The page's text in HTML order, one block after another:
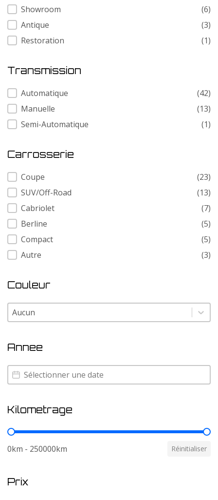
Showroom
(6)
Antique
(3)
Restoration
(1)
Transmission
Transmission
Automatique
(42)
Manuelle
(13)
Semi-Automatique
(1)
Carrosserie
Carrosserie
Coupe
(23)
SUV/Off-Road
(13)
Cabriolet
(7)
Berline
(5)
Compact
(5)
Autre
(3)
Couleur
Couleur
Couleur
Annee
Annee
Annee
Kilometrage
Kilometrage
0km - 250000km Réinitialiser
Prix